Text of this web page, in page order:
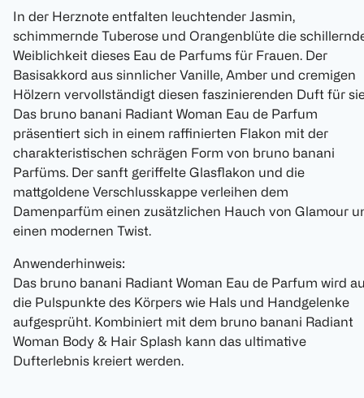
In der Herznote entfalten leuchtender Jasmin,
schimmernde Tuberose und Orangenblüte die
Weiblichkeit dieses Eau de Parfums für Frauen. Der
Basisakkord aus sinnlicher Vanille, Amber und cremigen
Hölzern vervollständigt diesen faszinierenden Duft für
Das bruno banani Radiant Woman Eau de Parfum
präsentiert sich in einem raffinierten Flakon mit der
charakteristischen schrägen Form von bruno banani
Parfüms. Der sanft geriffelte Glasflakon und die
mattgoldene Verschlusskappe verleihen dem
Damenparfüm einen zusätzlichen Hauch von Glamour
einen modernen Twist.
Anwenderhinweis:
Das bruno banani Radiant Woman Eau de Parfum wird
die Pulspunkte des Körpers wie Hals und Handgelenke
aufgesprüht. Kombiniert mit dem bruno banani Radiant
Woman Body & Hair Splash kann das ultimative
Dufterlebnis kreiert werden.